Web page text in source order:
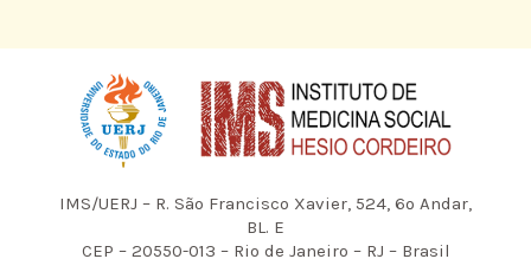
IMS/UERJ – R. São Francisco Xavier, 524, 6º Andar,
BL. E
CEP – 20550-013 – Rio de Janeiro – RJ – Brasil